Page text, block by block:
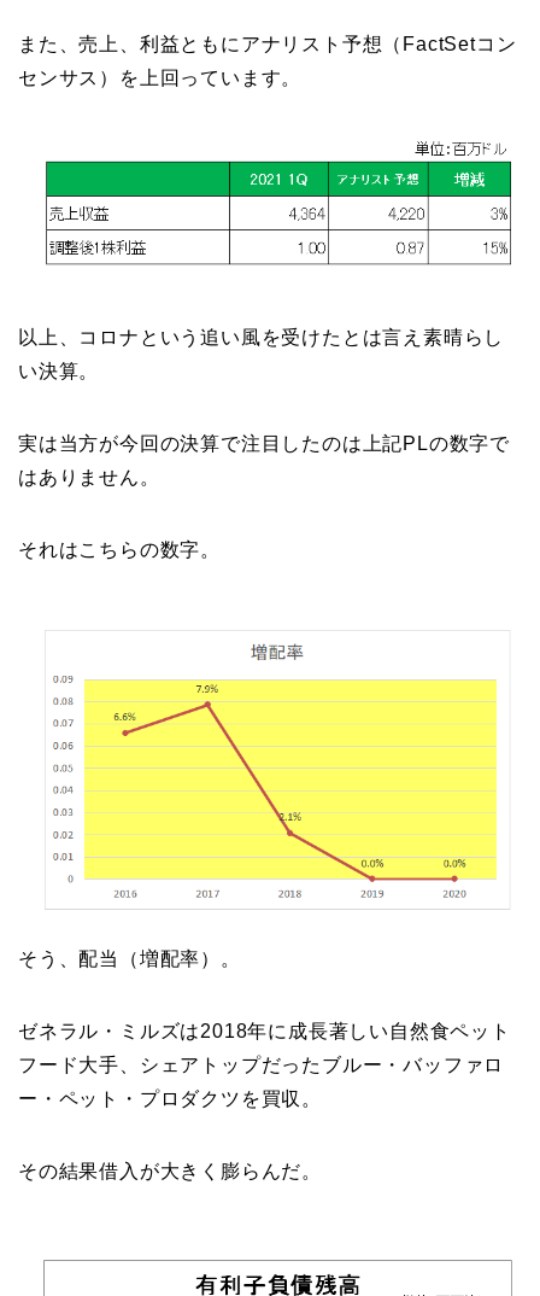
また、売上、利益ともにアナリスト予想（FactSetコン
センサス）を上回っています。
以上、コロナという追い風を受けたとは言え素晴らし
い決算。
実は当方が今回の決算で注目したのは上記PLの数字で
はありません。
それはこちらの数字。
そう、配当（増配率）。
ゼネラル・ミルズは2018年に成長著しい自然食ペット
フード大手、シェアトップだったブルー・バッファロ
ー・ペット・プロダクツを買収。
その結果借入が大きく膨らんだ。